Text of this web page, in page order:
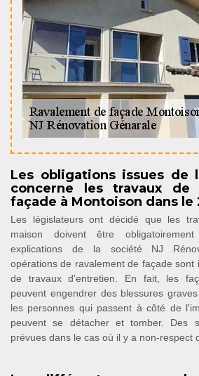
Les obligations issues de
concerne les travaux de
façade à Montoison dans le
Les législateurs ont décidé que les
maison doivent être
explications de la société NJ
opérations de ravalement de façade sont
de travaux d'entretien. En fait, les
peuvent engendrer des blessures
les personnes qui passent à côté de
peuvent se détacher et tomber. Des
prévues dans le cas où il y a non-respect